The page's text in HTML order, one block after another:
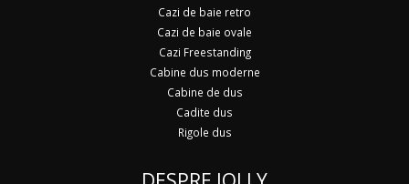
Cazi de baie retro
Cazi de baie ovale
Cazi Freestanding
Cabine dus moderne
Cabine de dus
Cadite dus
Rigole dus